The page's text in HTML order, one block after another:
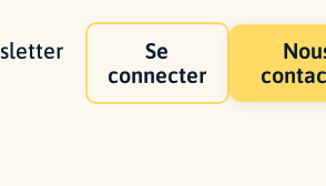
Se
connecter